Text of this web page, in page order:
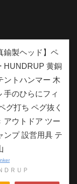
鍮製ヘッド】ペ
HUNDRUP 黄銅
ントハンマー 木
手のひらにフィ
グ打ち ペグ抜く
アウトドア ツー
ンプ 設営用具 テ
ＤＲＵＰ